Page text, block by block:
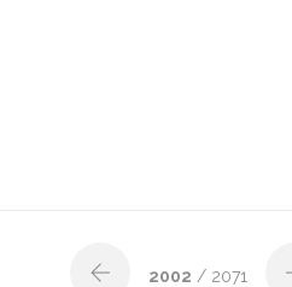
2002 / 2071